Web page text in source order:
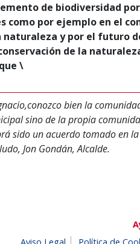
de biodiversidad
por ejemplo en el
y por el futuro
de la
\
bien la
sino de la propia
sido un acuerdo tomado en
Jon Gondán, Alcalde.